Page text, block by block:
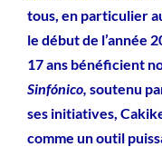
tous, en particulier
le début de l’année
17 ans bénéficient
Sinfónico, soutenu
ses initiatives,
comme un outil